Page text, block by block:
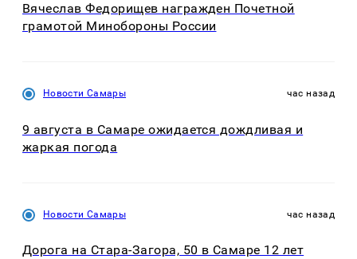
Вячеслав Федорищев награжден Почетной
грамотой Минобороны России
Новости Самары час назад
9 августа в Самаре ожидается дождливая и
жаркая погода
Новости Самары час назад
Дорога на Стара-Загора, 50 в Самаре 12 лет